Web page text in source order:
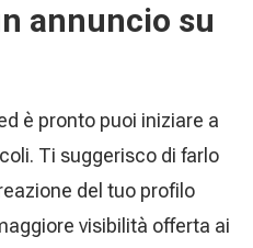
annuncio su
è pronto puoi iniziare a
Ti suggerisco di farlo
del tuo profilo
visibilità offerta ai